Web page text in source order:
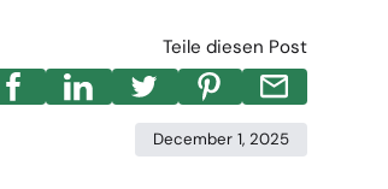
Teile diesen Post
December 1, 2025